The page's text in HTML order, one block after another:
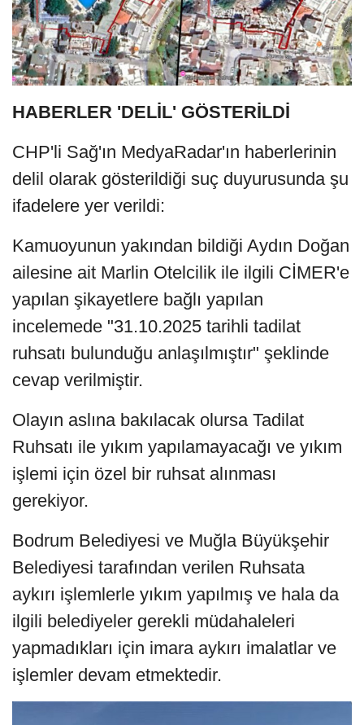
HABERLER 'DELİL' GÖSTERİLDİ
CHP'li Sağ'ın MedyaRadar'ın haberlerinin
delil olarak gösterildiği suç duyurusunda şu
ifadelere yer verildi:
Kamuoyunun yakından bildiği Aydın Doğan
ailesine ait Marlin Otelcilik ile ilgili CİMER'e
yapılan şikayetlere bağlı yapılan
incelemede "31.10.2025 tarihli tadilat
ruhsatı bulunduğu anlaşılmıştır" şeklinde
cevap verilmiştir.
Olayın aslına bakılacak olursa Tadilat
Ruhsatı ile yıkım yapılamayacağı ve yıkım
işlemi için özel bir ruhsat alınması
gerekiyor.
Bodrum Belediyesi ve Muğla Büyükşehir
Belediyesi tarafından verilen Ruhsata
aykırı işlemlerle yıkım yapılmış ve hala da
ilgili belediyeler gerekli müdahaleleri
yapmadıkları için imara aykırı imalatlar ve
işlemler devam etmektedir.